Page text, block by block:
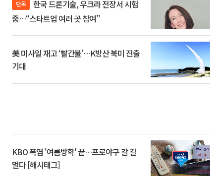
단독
중…“스타트업 여러 곳 참여”
美 미사일 재고 ‘빨간불’…K방산 북미 진출
기대
KBO 폭염 '여름방학' 끝…프로야구 갈 길
멀다 [해시태그]